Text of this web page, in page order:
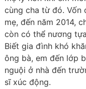
cùng cha từ đó. Vốn
mẹ, đến năm 2014,
còn có thể nương
Biết gia đình khó
ông bà, em đến lớp
nguội ở nhà đến
sĩ xúc động.